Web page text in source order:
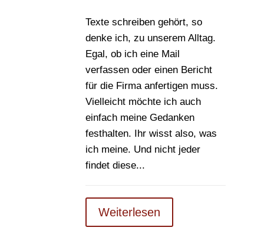
Texte schreiben gehört, so
denke ich, zu unserem Alltag.
Egal, ob ich eine Mail
verfassen oder einen Bericht
für die Firma anfertigen muss.
Vielleicht möchte ich auch
einfach meine Gedanken
festhalten. Ihr wisst also, was
ich meine. Und nicht jeder
findet diese...
Weiterlesen